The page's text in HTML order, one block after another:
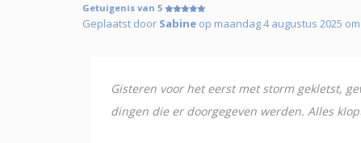
Getuigenis van 5
Geplaatst door Sabine op maandag 4 augustus 2025
Gisteren voor het eerst met storm gekletst,
dingen die er doorgegeven werden. Alles